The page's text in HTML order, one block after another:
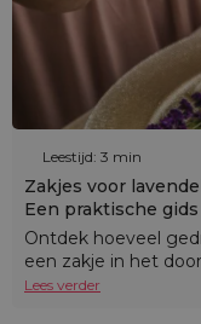
Leestijd: 3 min
Zakjes voor
Een praktische gids
Ontdek hoeveel
een zakje in het
Lees verder